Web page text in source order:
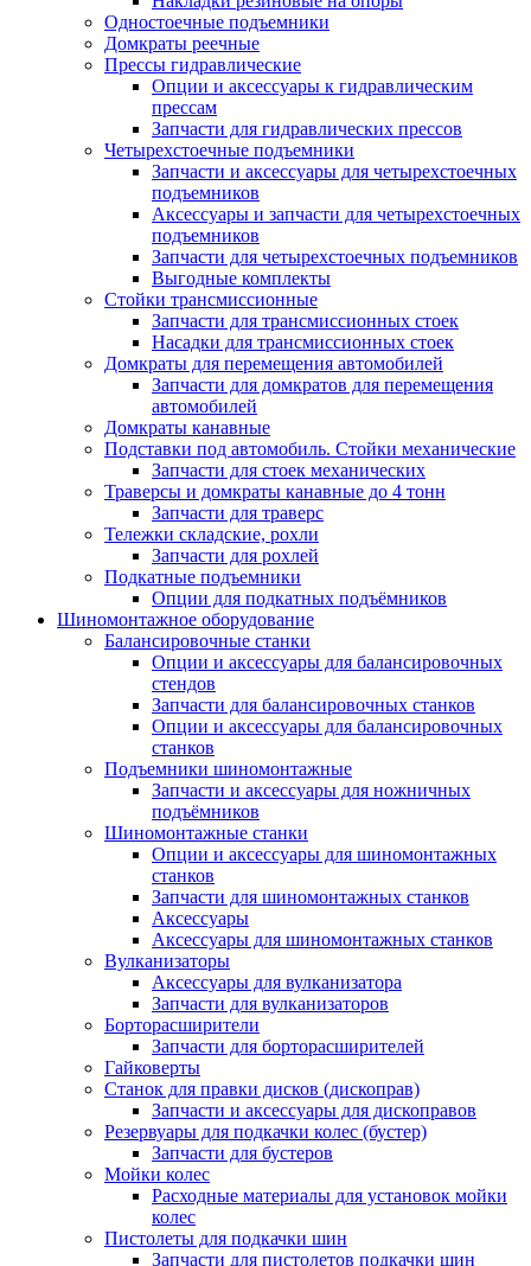
Одностоечные подъемники
Домкраты реечные
Прессы гидравлические
Опции и аксессуары к гидравлическим
прессам
Запчасти для гидравлических прессов
Четырехстоечные подъемники
Запчасти и аксессуары для четырехстоечных
подъемников
Аксессуары и запчасти для четырехстоечных
подъемников
Запчасти для четырехстоечных подъемников
Выгодные комплекты
Стойки трансмиссионные
Запчасти для трансмиссионных стоек
Насадки для трансмиссионных стоек
Домкраты для перемещения автомобилей
Запчасти для домкратов для перемещения
автомобилей
Домкраты канавные
Подставки под автомобиль. Стойки механические
Запчасти для стоек механических
Траверсы и домкраты канавные до 4 тонн
Запчасти для траверс
Тележки складские, рохли
Запчасти для рохлей
Подкатные подъемники
Опции для подкатных подъёмников
Шиномонтажное оборудование
Балансировочные станки
Опции и аксессуары для балансировочных
стендов
Запчасти для балансировочных станков
Опции и аксессуары для балансировочных
станков
Подъемники шиномонтажные
Запчасти и аксессуары для ножничных
подъёмников
Шиномонтажные станки
Опции и аксессуары для шиномонтажных
станков
Запчасти для шиномонтажных станков
Аксессуары
Аксессуары для шиномонтажных станков
Вулканизаторы
Аксессуары для вулканизатора
Запчасти для вулканизаторов
Борторасширители
Запчасти для борторасширителей
Гайковерты
Станок для правки дисков (дископрав)
Запчасти и аксессуары для дископравов
Резервуары для подкачки колес (бустер)
Запчасти для бустеров
Мойки колес
Расходные материалы для установок мойки
колес
Пистолеты для подкачки шин
Запчасти для пистолетов подкачки шин